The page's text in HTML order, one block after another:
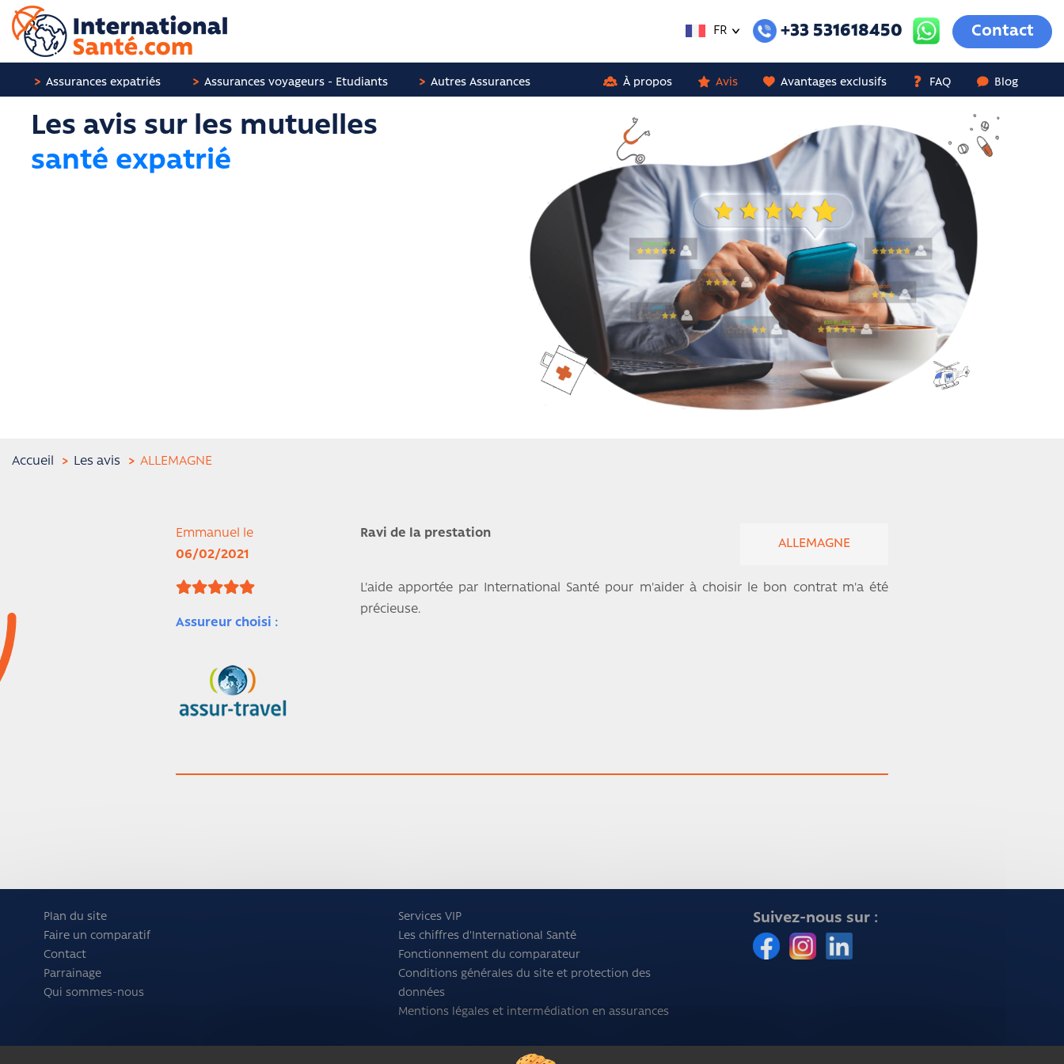
FR +33 531618450 Contact
Assurances expatriés Assurances voyageurs - Etudiants Autres Assurances À propos Avis Avantages exclusifs FAQ Blog
Les avis sur les mutuelles
santé expatrié
Accueil Les avis ALLEMAGNE
Emmanuel le
06/02/2021
Assureur choisi :
Ravi de la prestation
ALLEMAGNE
L'aide apportée par International Santé pour m'aider à choisir le bon contrat m'a été
précieuse.
Plan du site
Faire un comparatif
Contact
Parrainage
Qui sommes-nous
Services VIP
Les chiffres d'International Santé
Fonctionnement du comparateur
Conditions générales du site et protection des
données
Mentions légales et intermédiation en assurances
Suivez-nous sur :
Panneau de gestion des cookies